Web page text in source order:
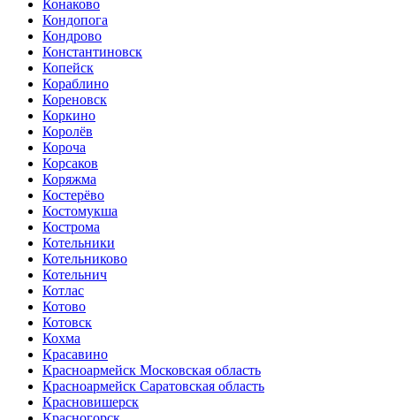
Конаково
Кондопога
Кондрово
Константиновск
Копейск
Кораблино
Кореновск
Коркино
Королёв
Короча
Корсаков
Коряжма
Костерёво
Костомукша
Кострома
Котельники
Котельниково
Котельнич
Котлас
Котово
Котовск
Кохма
Красавино
Красноармейск Московская область
Красноармейск Саратовская область
Красновишерск